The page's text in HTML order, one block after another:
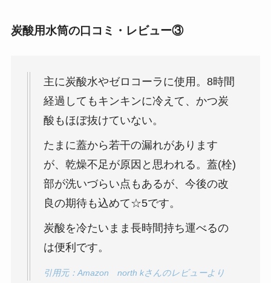
炭酸用水筒の口コミ・レビュー③
主に炭酸水やゼロコーラに使用。8時間
経過してもキンキンに冷えて、かつ炭
酸もほぼ抜けていない。
たまに蓋から若干の漏れがあります
が、乾燥不足が原因と思われる。蓋(栓)
部が洗いづらい点もあるが、今後の改
良の期待も込めて☆5です。
炭酸を冷たいまま長時間持ち運べるの
は便利です。
引用元：Amazon north kさんのレビューより